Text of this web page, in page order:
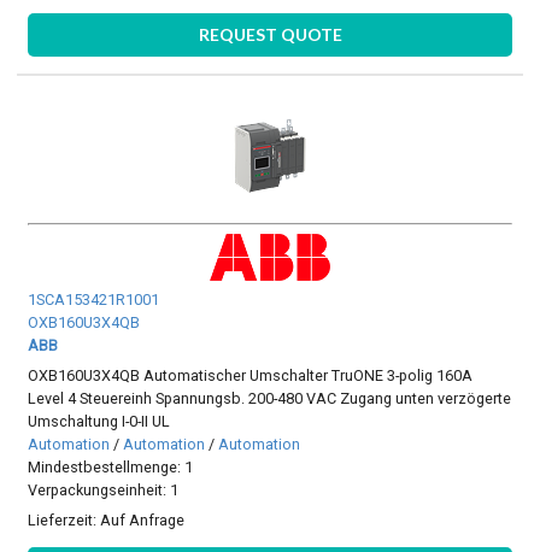
REQUEST QUOTE
1SCA153421R1001
OXB160U3X4QB
ABB
OXB160U3X4QB Automatischer Umschalter TruONE 3-polig 160A
Level 4 Steuereinh Spannungsb. 200-480 VAC Zugang unten verzögerte
Umschaltung I-0-II UL
Automation /Automation /Automation
Mindestbestellmenge: 1
Verpackungseinheit: 1
Lieferzeit:Auf Anfrage